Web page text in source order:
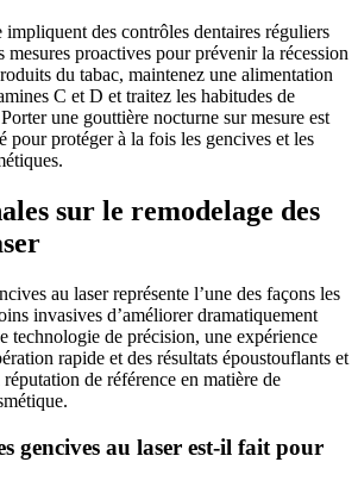
impliquent des contrôles dentaires réguliers
mesures proactives pour prévenir la récession
du tabac, maintenez une alimentation
C et D et traitez les habitudes de
une gouttière nocturne sur mesure est
pour protéger à la fois les gencives et les
sur le remodelage des
au laser représente l’une des façons les
invasives d’améliorer dramatiquement
technologie de précision, une expérience
rapide et des résultats époustouflants et
de référence en matière de
gencives au laser est-il fait pour